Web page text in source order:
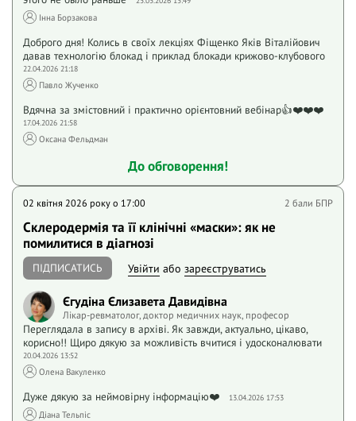
Інна Борзакова
Доброго дня! Колись в своїх лекціях Фіщенко Яків Віталійович
давав технологію блокад і приклад блокади крижово-клубового
22.04.2026 21:18
Павло Жученко
Вдячна за змістовний і практично орієнтовний вебінар👍❤️❤️❤️
17.04.2026 21:58
Оксана Фельдман
До обговорення!
02 квітня 2026 року o 17:00 2 бали БПР
Склеродермія та її клінічні «маски»: як не
помилитися в діагнозі
ПІДПИСАТИСЬ Увійти або зареєструватись
Єгудіна Єлизавета Давидівна
Лікар-ревматолог, доктор медичних наук, професор
Переглядала в запису в архіві. Як завжди, актуально, цікаво,
корисно!! Щиро дякую за можливість вчитися і удосконалювати
20.04.2026 13:52
Олена Вакуленко
Дуже дякую за неймовірну інформацію❤️ 13.04.2026 17:53
Діана Тельпіс